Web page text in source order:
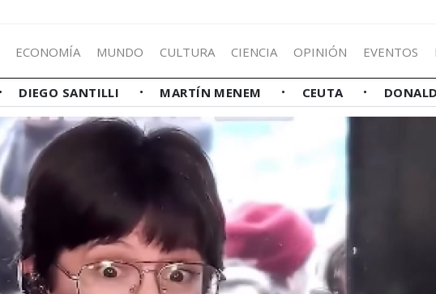
ECONOMÍA MUNDO CULTURA CIENCIA OPINIÓN EVENTOS
DIEGO SANTILLI MARTÍN MENEM CEUTA